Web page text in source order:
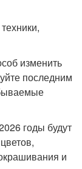
изменить
последним
годы будут
и